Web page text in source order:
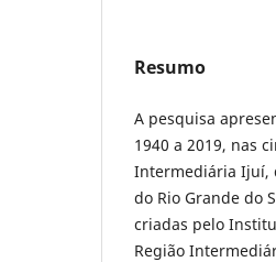
Resumo
A pesquisa
1940 a 2019, nas
Intermediária Ijuí,
do Rio Grande do
criadas pelo
Região